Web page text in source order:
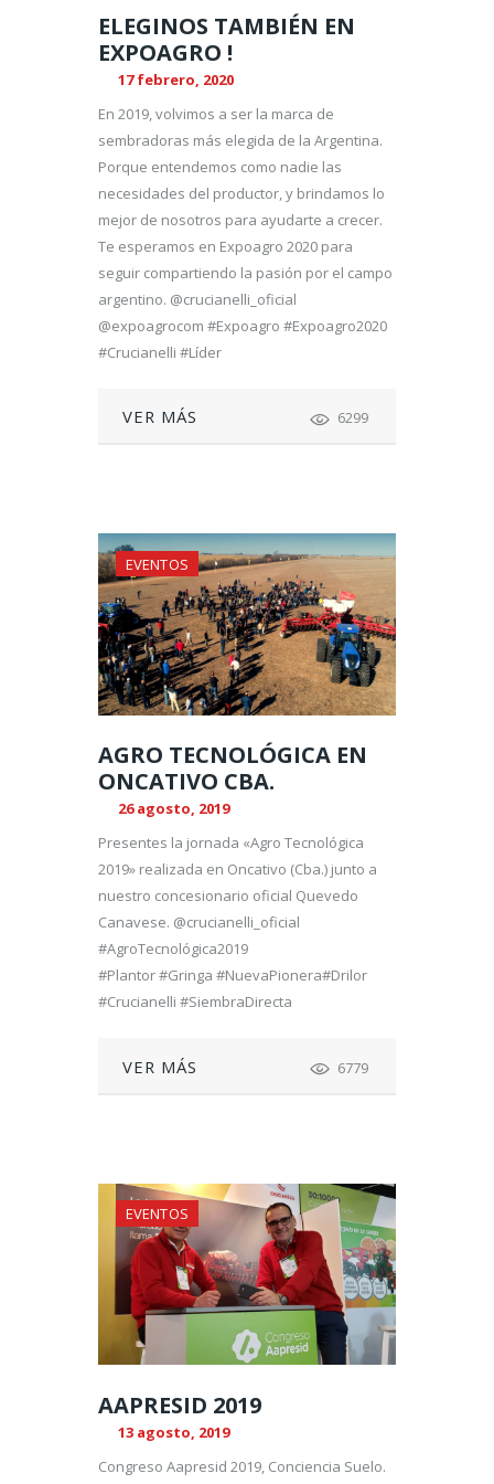
ELEGINOS TAMBIÉN EN
EXPOAGRO !
17 febrero, 2020
En 2019, volvimos a ser la marca de
sembradoras más elegida de la Argentina.
Porque entendemos como nadie las
necesidades del productor, y brindamos lo
mejor de nosotros para ayudarte a crecer.
Te esperamos en Expoagro 2020 para
seguir compartiendo la pasión por el campo
argentino. @crucianelli_oficial
@expoagrocom #Expoagro #Expoagro2020
#Crucianelli #Líder
VER MÁS 6299
EVENTOS
AGRO TECNOLÓGICA EN
ONCATIVO CBA.
26 agosto, 2019
Presentes la jornada «Agro Tecnológica
2019» realizada en Oncativo (Cba.) junto a
nuestro concesionario oficial Quevedo
Canavese. @crucianelli_oficial
#AgroTecnológica2019
#Plantor #Gringa #NuevaPionera#Drilor
#Crucianelli #SiembraDirecta
VER MÁS 6779
EVENTOS
AAPRESID 2019
13 agosto, 2019
Congreso Aapresid 2019, Conciencia Suelo.